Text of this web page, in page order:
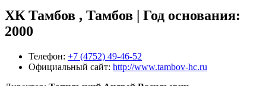
ХК Тамбов , Тамбов | Год основания:
2000
Телефон: +7 (4752) 49-46-52
Официальный сайт: http://www.tambov-hc.ru